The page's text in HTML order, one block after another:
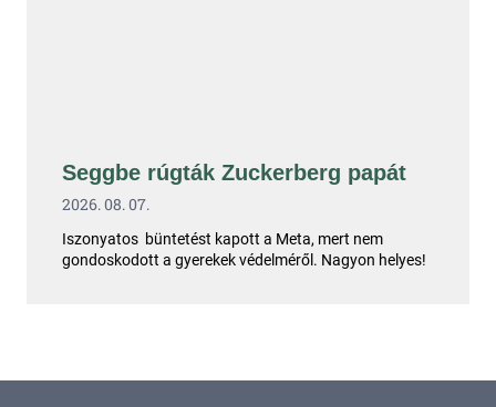
Seggbe rúgták Zuckerberg papát
2026. 08. 07.
Iszonyatos büntetést kapott a Meta, mert nem
gondoskodott a gyerekek védelméről. Nagyon helyes!